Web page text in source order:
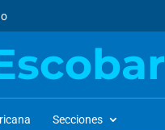
Secciones